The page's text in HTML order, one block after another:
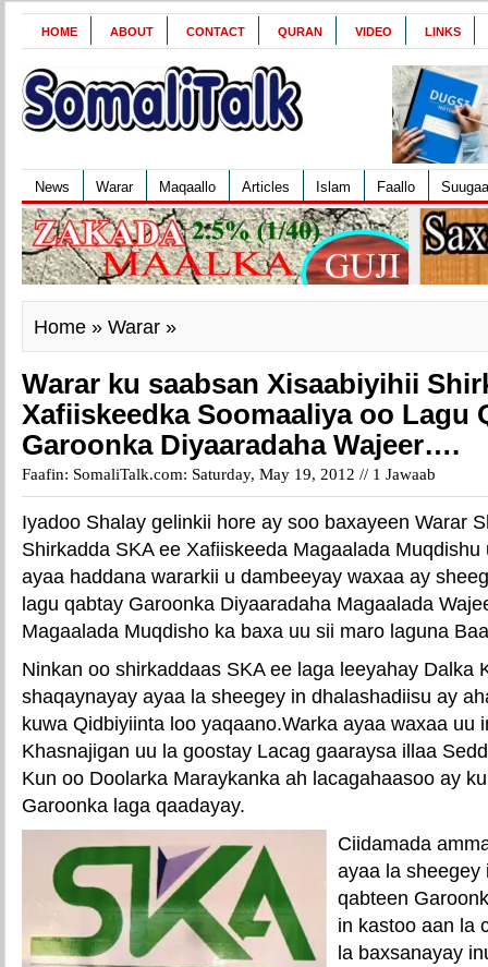
HOME ABOUT CONTACT QURAN VIDEO LINKS
News Warar Maqaallo Articles Islam Faallo
Home » Warar »
Warar ku saabsan Xisaabiyihii
Xafiiskeedka Soomaaliya oo Lagu
Garoonka Diyaaradaha Wajeer….
Faafin: SomaliTalk.com: Saturday, May 19, 2012 // 1 Jawaab
Iyadoo Shalay gelinkii hore ay soo baxayeen Warar
Shirkadda SKA ee Xafiiskeeda Magaalada
ayaa haddana wararkii u dambeeyay waxaa ay
lagu qabtay Garoonka Diyaaradaha Magaalada
Magaalada Muqdisho ka baxa uu sii maro laguna
Ninkan oo shirkaddaas SKA ee laga leeyahay Dalka
shaqaynayay ayaa la sheegey in dhalashadiisu ay
kuwa Qidbiyiinta loo yaqaano.Warka ayaa waxaa uu
Khasnajigan uu la goostay Lacag gaaraysa illaa
Kun oo Doolarka Maraykanka ah lacagahaasoo ay
Garoonka laga qaadayay.
Ciidamada
ayaa la sheegey
qabteen
in kastoo aan la
la baxsanayay